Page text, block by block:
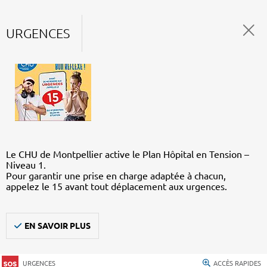
URGENCES
Le CHU de Montpellier active le Plan Hôpital en Tension –
Niveau 1.
Pour garantir une prise en charge adaptée à chacun,
appelez le 15 avant tout déplacement aux urgences.
EN SAVOIR PLUS
URGENCES ACCÈS RAPIDES